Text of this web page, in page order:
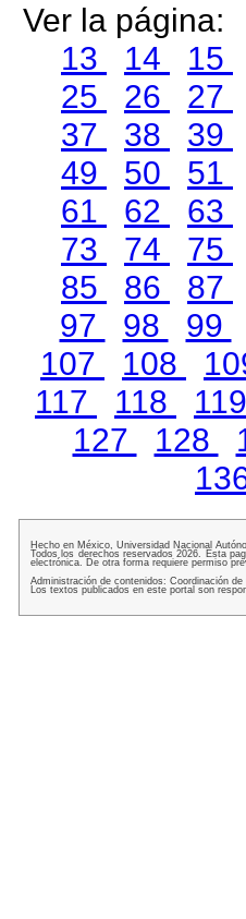
Ver la página:
13
14 15
25
26 27
37
38 39
49
50 51
61
62 63
73
74 75
85
86 87
97
98 99
107
108
117
118 119
127
128
Hecho en México, Universidad Nacional
Todos los derechos reservados 2026. Esta
electrónica. De otra forma requiere permiso
Administración de contenidos: Coordinación
Los textos publicados en este portal son